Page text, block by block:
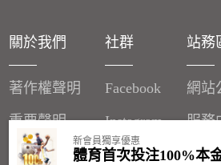
新會員獨享優惠
體育首次投注100%本
關於我們
著作權聲明
重要聲明
廣告刊登
社群
Facebook
Instagram
站務
網站
服務